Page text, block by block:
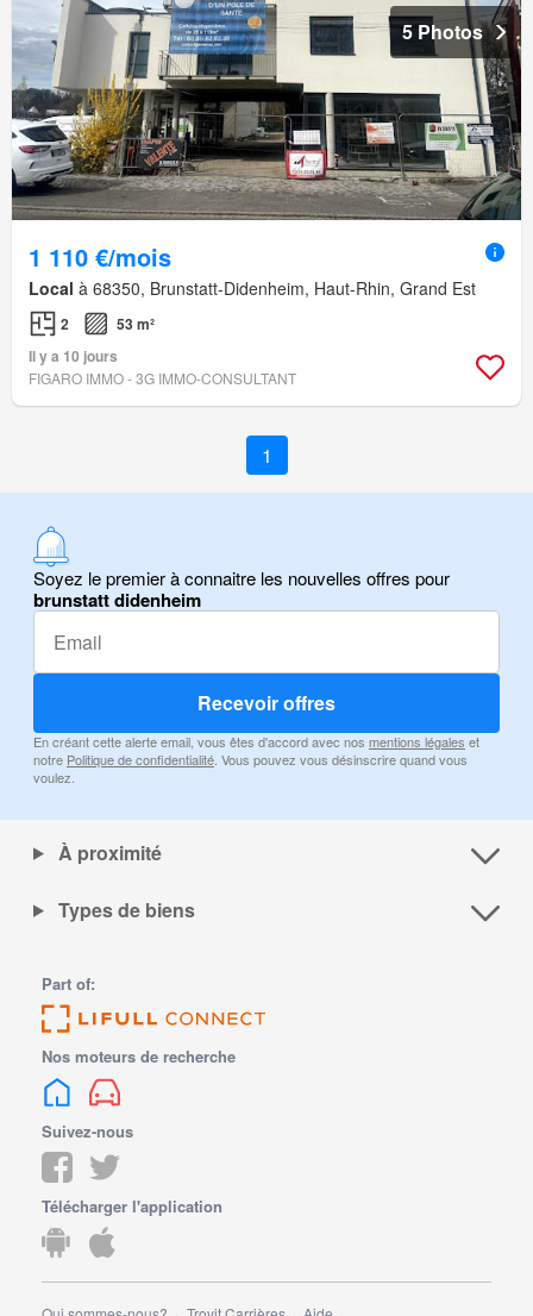
5 Photos
1 110 €/mois
Local à 68350, Brunstatt-Didenheim, Haut-Rhin, Grand Est
2
53 m²
Il y a 10 jours
FIGARO IMMO - 3G IMMO-CONSULTANT
1
Soyez le premier à connaitre les nouvelles offres pour
brunstatt didenheim
Recevoir offres
En créant cette alerte email, vous êtes d'accord avec nos mentions légales et
notre Politique de confidentialité . Vous pouvez vous désinscrire quand vous
voulez.
À proximité
Types de biens
Part of:
Nos moteurs de recherche
Suivez-nous
Télécharger l'application